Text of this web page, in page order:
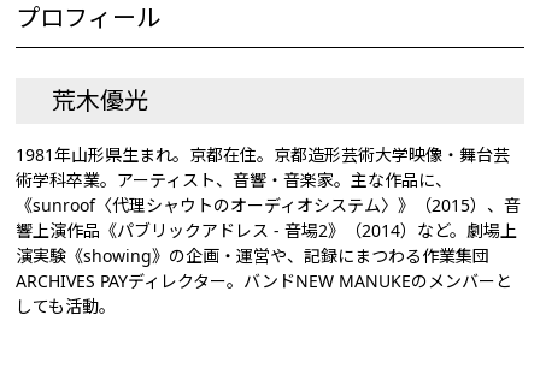
プロフィール
荒木優光
1981年山形県生まれ。京都在住。京都造形芸術大学映像・舞台芸
術学科卒業。アーティスト、音響・音楽家。主な作品に、
《sunroof〈代理シャウトのオーディオシステム〉》（2015）、音
響上演作品《パブリックアドレス - 音場2》（2014）など。劇場上
演実験《showing》の企画・運営や、記録にまつわる作業集団
ARCHIVES PAYディレクター。バンドNEW MANUKEのメンバーと
しても活動。